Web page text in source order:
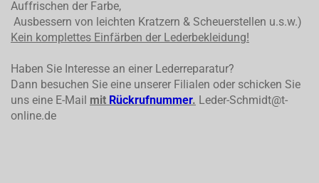
Auffrischen der Farbe,
Ausbessern von leichten Kratzern & Scheuerstellen u.s.w.)
Kein komplettes Einfärben der Lederbekleidung!
Haben Sie Interesse an einer Lederreparatur?
Dann besuchen Sie eine unserer Filialen oder schicken Sie
uns eine E-Mail mit Rückrufnummer. Leder-Schmidt@t-
online.de